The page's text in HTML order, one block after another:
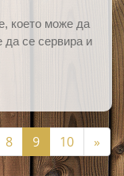
което може да
да се сервира и
8 9 10 »